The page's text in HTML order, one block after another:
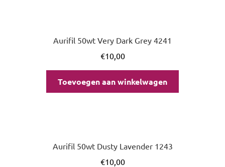
Aurifil 50wt Very Dark Grey 4241
€10,00
Toevoegen aan winkelwagen
Aurifil 50wt Dusty Lavender 1243
€10,00